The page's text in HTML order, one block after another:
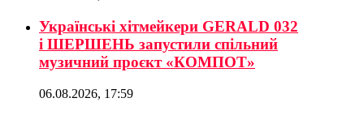
Українські хітмейкери GERALD 032
і ШЕРШЕНЬ запустили спільний
музичний проєкт «КОМПОТ»
06.08.2026, 17:59